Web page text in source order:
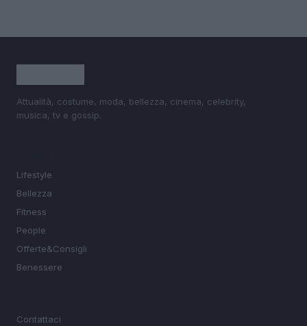
Attualità, costume, moda, bellezza, cinema, celebrity,
musica, tv e gossip.
Lifestyle
Bellezza
Fitness
People
Offerte&Consigli
Benessere
Contattaci